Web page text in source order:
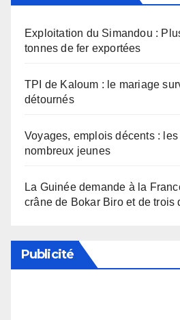
Exploitation du Simandou :
tonnes de fer exportées
TPI de Kaloum : le mariage
détournés
Voyages, emplois décents :
nombreux jeunes
La Guinée demande à la
crâne de Bokar Biro et de trois
Publicité